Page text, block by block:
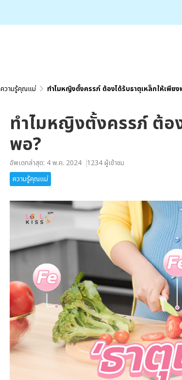
ความรู้คุณแม่ ทำไมหญิงตั้งครรภ์ ต้องได้รับธาตุเหล็กให้เพียง
ทำไมหญิงตั้งครรภ์ ต้อ
พอ?
อัพเดทล่าสุด: 4 พ.ค. 2024 1234 ผู้เข้าชม
ความรู้คุณแม่